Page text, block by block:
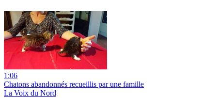
1:06
Chatons abandonnés recueillis par une famille
La Voix du Nord